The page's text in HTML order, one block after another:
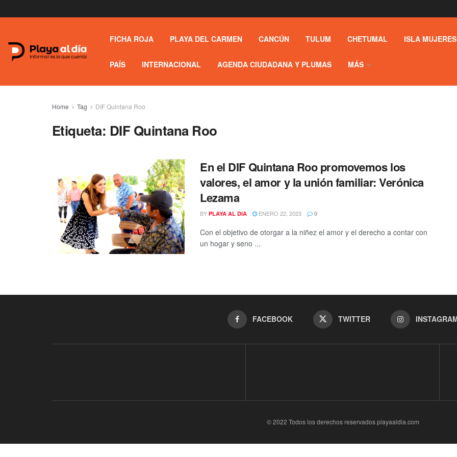
FICHA ROJA PLAYA DEL CARMEN CANCÚN TULUM CHETUMAL ISLA MUJERES
PAÍS INTERNACIONAL AGENDA CIUDADANA Y PLUMAS MÁS
Home Tag DIF Quintana Roo
Etiqueta: DIF Quintana Roo
En el DIF Quintana Roo promovemos los
valores, el amor y la unión familiar: Verónica
Lezama
BY PLAYA AL DIA ENERO 22, 2023 0
Con el objetivo de otorgar a la niñez el amor y el derecho a contar con
un hogar y seno ...
FACEBOOK TWITTER
© 2022 Todos los derechos reservados playaaldia.com